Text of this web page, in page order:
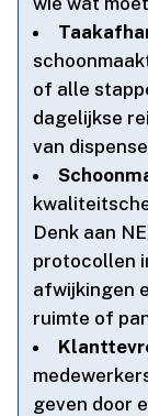
of alle
dagelijkse
van
Denk aan
protocollen
afwijkingen
ruimte of
geven door